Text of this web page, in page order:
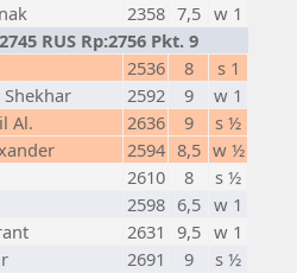
2358 7,5 w 1
RUS Rp:2756 Pkt. 9
2536 8
s 1
Shekhar 2592 9
w 1
Al. 2636 9
s ½
2594 8,5 w ½
2610 8
s ½
2598 6,5 w 1
2631 9,5 w 1
2691 9
s ½